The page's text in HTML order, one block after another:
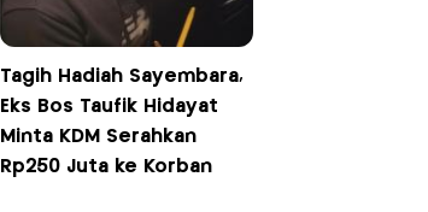
Tagih Hadiah Sayembara,
Eks Bos Taufik Hidayat
Minta KDM Serahkan
Rp250 Juta ke Korban